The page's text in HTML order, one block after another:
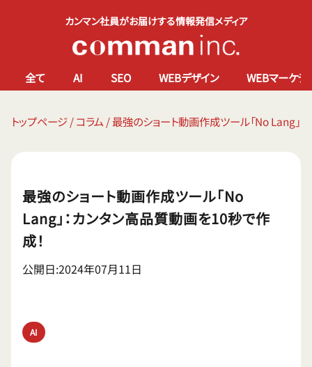
カンマン社員がお届けする情報発信メディア
全て AI SEO WEBデザイン WEBマーケテ
トップページ/コラム /最強のショート動画作成ツール「No Lang」
最強のショート動画作成ツール「No
Lang」：カンタン高品質動画を10秒で作
成！
公開日:2024年07月11日
AI